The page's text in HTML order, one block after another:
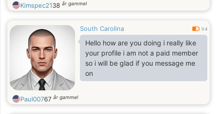
Kimspec2138 år gammel
South Carolina 0.4
Hello how are you doing i really like
your profile i am not a paid member
so i will be glad if you message me
on
Paul00767 år gammel